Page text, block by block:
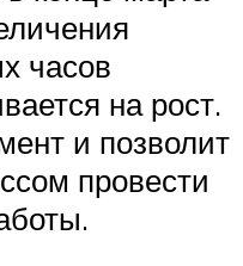
часов
на рост.
и позволит
провести